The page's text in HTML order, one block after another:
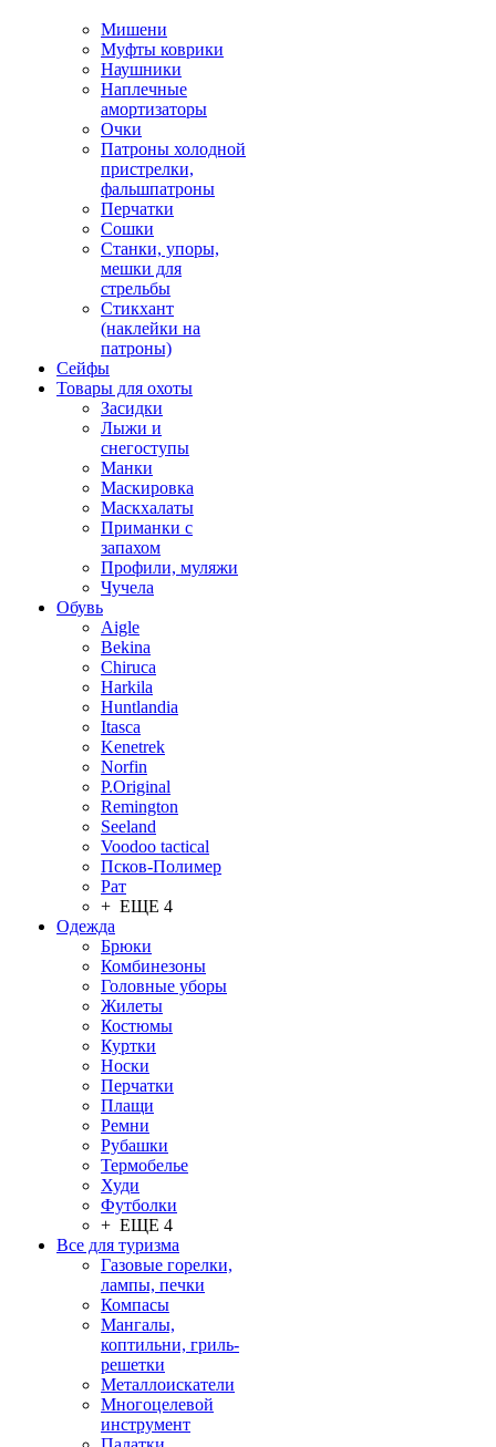
Мишени
Муфты коврики
Наушники
Наплечные
амортизаторы
Очки
Патроны холодной
пристрелки,
фальшпатроны
Перчатки
Сошки
Станки, упоры,
мешки для
стрельбы
Стикхант
(наклейки на
патроны)
Сейфы
Товары для охоты
Засидки
Лыжи и
снегоступы
Манки
Маскировка
Маскхалаты
Приманки с
запахом
Профили, муляжи
Чучела
Обувь
Aigle
Bekina
Chiruсa
Harkila
Huntlandia
Itasca
Kenetrek
Norfin
P.Original
Remington
Seeland
Voodoo tactical
Псков-Полимер
Рат
+ ЕЩЕ 4
Одежда
Брюки
Комбинезоны
Головные уборы
Жилеты
Костюмы
Куртки
Носки
Перчатки
Плащи
Ремни
Рубашки
Термобелье
Худи
Футболки
+ ЕЩЕ 4
Все для туризма
Газовые горелки,
лампы, печки
Компасы
Мангалы,
коптильни, гриль-
решетки
Металлоискатели
Многоцелевой
инструмент